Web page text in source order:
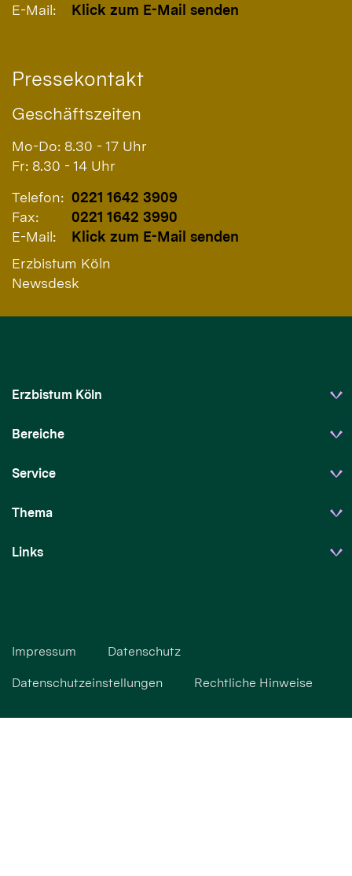
E-Mail:
Klick zum E-Mail senden
Pressekontakt
Geschäftszeiten
Mo-Do: 8.30 - 17 Uhr
Fr: 8.30 - 14 Uhr
Telefon: 0221 1642 3909
Fax:
0221 1642 3990
E-Mail:
Klick zum E-Mail senden
Erzbistum Köln
Newsdesk
Erzbistum Köln
Bereiche
Service
Thema
Links
Impressum Datenschutz
Datenschutzeinstellungen Rechtliche Hinweise